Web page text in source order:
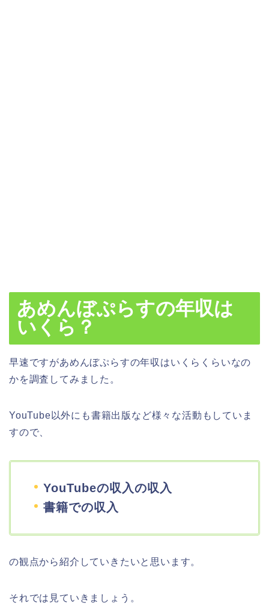
あめんぼぷらすの年収は
いくら？
早速ですがあめんぼぷらすの年収はいくらくらいなの
かを調査してみました。
YouTube以外にも書籍出版など様々な活動もしていま
すので、
YouTubeの収入の収入
書籍での収入
の観点から紹介していきたいと思います。
それでは見ていきましょう。